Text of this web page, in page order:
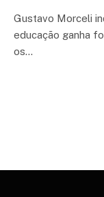
Gustavo Morceli
educação ganha
os…